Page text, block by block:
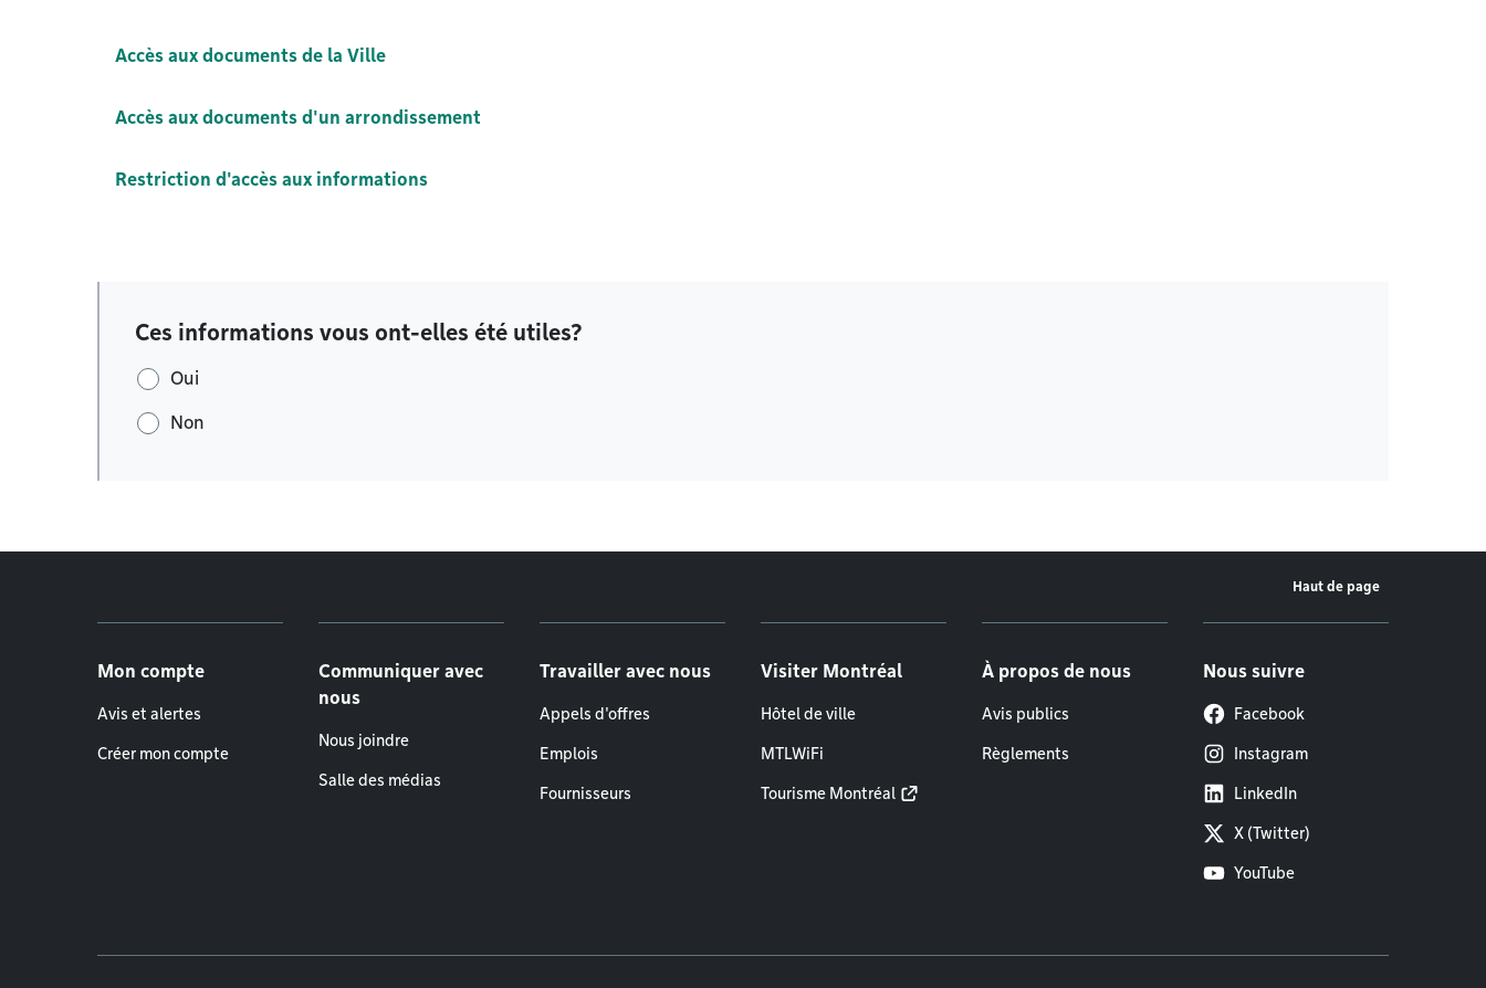
Accès aux documents de la Ville
Accès aux documents d'un arrondissement
Restriction d'accès aux informations
Ces informations vous ont-elles été utiles?
Oui
Non
Haut de page
Mon compte
Avis et alertes
Créer mon compte
Communiquer avec
nous
Nous joindre
Salle des médias
Travailler avec nous
Appels d'offres
Emplois
Fournisseurs
Visiter Montréal
Hôtel de ville
MTLWiFi
Tourisme Montréal
À propos de nous
Avis publics
Règlements
Nous suivre
Facebook
Instagram
LinkedIn
X (Twitter)
YouTube